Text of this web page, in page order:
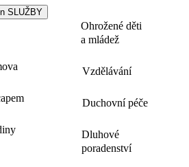
SLUŽBY
Ohrožené děti
a mládež
Vzdělávání
Duchovní péče
Dluhové
poradenství